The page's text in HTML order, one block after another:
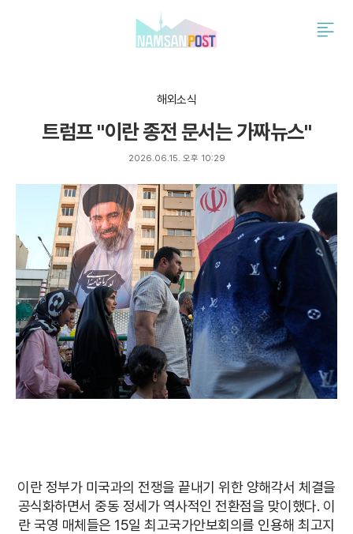
주
해외소식
트럼프 "이란 종전 문서는 가짜뉴스"
2026.06.15. 오후 10:29
이란 정부가 미국과의 전쟁을 끝내기 위한 양해각서 체결을
공식화하면서 중동 정세가 역사적인 전환점을 맞이했다. 이
란 국영 매체들은 15일 최고국가안보회의를 인용해 최고지